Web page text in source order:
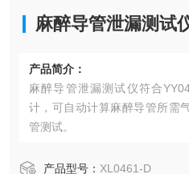
麻醉导管泄漏测试
产品简介：
麻醉导管泄漏测试仪符合
计，可自动计算麻醉导管所需
管测试。
产品型号： XL0461-D